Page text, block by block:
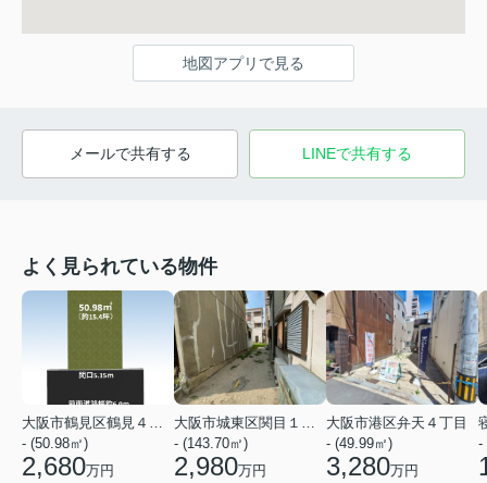
地図アプリで見る
メールで共有する LINEで共有する
よく見られている物件
大阪市鶴見区鶴見４丁目
- (50.98㎡)
2,680万円
大阪市城東区関目１丁目
- (143.70㎡)
2,980万円
大阪市港区弁天４丁目
- (49.99㎡)
3,280万円
-